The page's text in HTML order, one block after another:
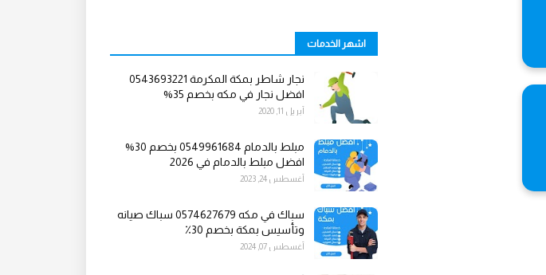
اشهر الخدمات
نجار شاطر بمكة المكرمة 0543693221
افضل نجار في مكه بخصم 35%
أبريل 11, 2020
مبلط بالدمام 0549961684 بخصم 30%
افضل مبلط بالدمام في 2026
أغسطس 24, 2023
سباك في مكه 0574627679 سباك صيانه
وتأسيس بمكة بخصم 30٪
أغسطس 07, 2024